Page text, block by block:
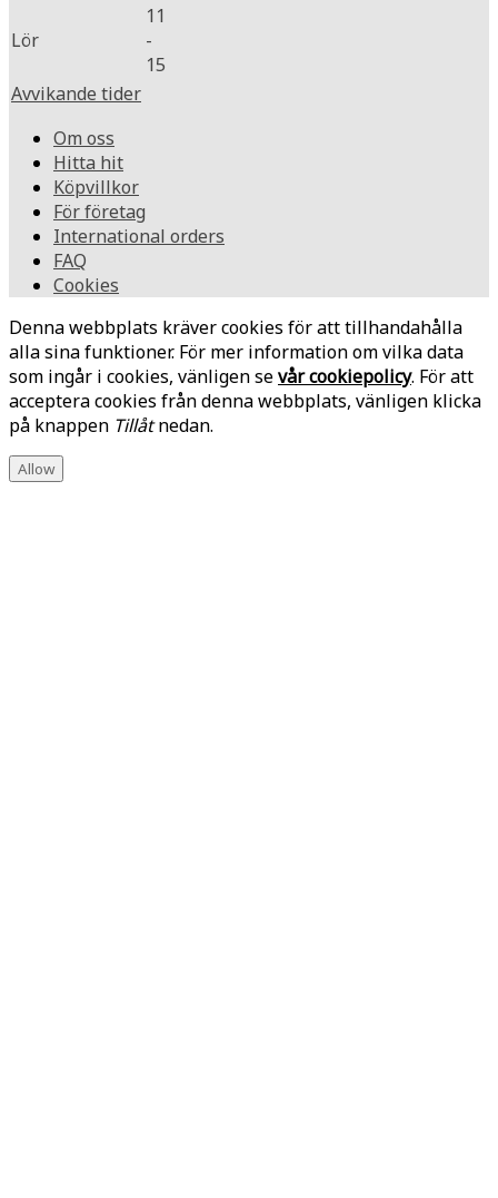
Lör
11
-
15
Avvikande tider
Om oss
Hitta hit
Köpvillkor
För företag
International orders
FAQ
Cookies
Denna webbplats kräver cookies för att tillhandahålla
alla sina funktioner. För mer information om vilka data
som ingår i cookies, vänligen sevår cookiepolicy. För att
acceptera cookies från denna webbplats, vänligen klicka
på knappen Tillåtnedan.
Allow